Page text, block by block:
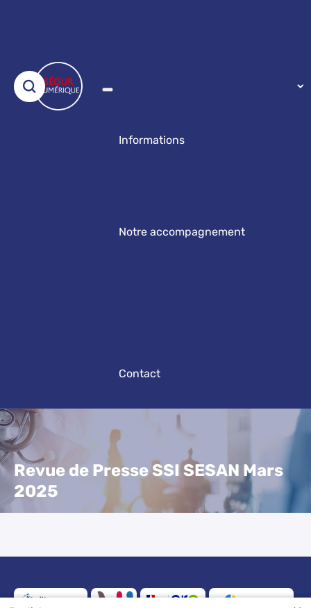
Informations
Notre accompagnement
Contact
Revue de Presse SSI SESAN Mars
2025